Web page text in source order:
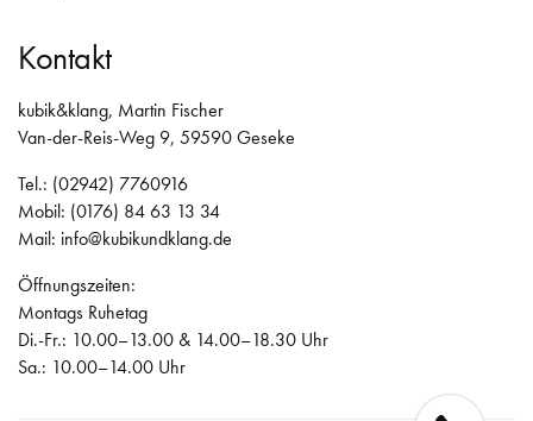
Kontakt
kubik&klang, Martin Fischer
Van-der-Reis-Weg 9, 59590 Geseke
Tel.: (02942) 7760916
Mobil: (0176) 84 63 13 34
Mail: info@kubikundklang.de
Öffnungszeiten:
Montags Ruhetag
Di.-Fr.: 10.00–13.00 & 14.00–18.30 Uhr
Sa.: 10.00–14.00 Uhr